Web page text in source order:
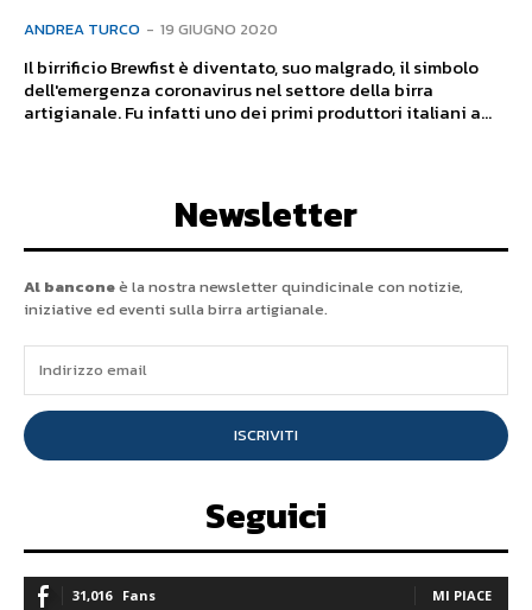
ANDREA TURCO - 19 GIUGNO 2020
Il birrificio Brewfist è diventato, suo malgrado, il simbolo
dell'emergenza coronavirus nel settore della birra
artigianale. Fu infatti uno dei primi produttori italiani a...
Newsletter
Al banconeè la nostra newsletter quindicinale con notizie,
iniziative ed eventi sulla birra artigianale.
ISCRIVITI
Seguici
31,016 Fans MI PIACE